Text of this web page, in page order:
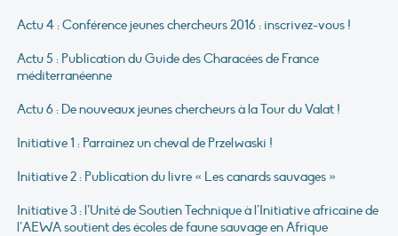
Actu 4 : Conférence jeunes chercheurs 2016 : inscrivez-vous !
Actu 5 : Publication du Guide des Characées de France
méditerranéenne
Actu 6 : De nouveaux jeunes chercheurs à la Tour du Valat !
Initiative 1 : Parrainez un cheval de Przelwaski !
Initiative 2 : Publication du livre « Les canards sauvages »
Initiative 3 : l’Unité de Soutien Technique à l’Initiative africaine de
l’AEWA soutient des écoles de faune sauvage en Afrique